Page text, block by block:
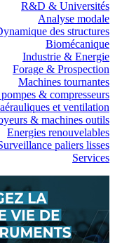
R&D & Universités
Analyse modale
des structures
Biomécanique
Industrie & Energie
Forage & Prospection
Machines tournantes
& compresseurs
et ventilation
& machines outils
Energies renouvelables
paliers lisses
Services